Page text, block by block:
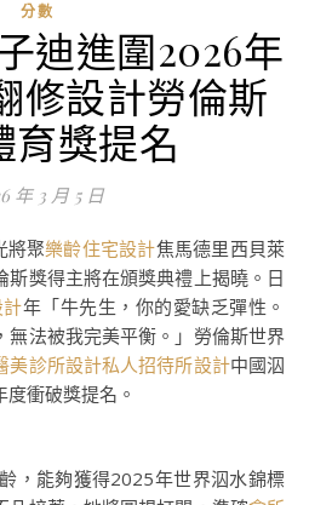
分數
迪進圍2026年
修設計勞倫斯
育獎提名
年 3 月 5 日
將聚樂齡住宅設計焦馬德里西貝萊
獎得主將在頒獎典禮上揭曉。日
年「牛先生，你的愛缺乏彈性。
無法被我完美平衡。」勞倫斯世界
美診所設計私人招待所設計中國泅
衝破獎提名。
，能夠獲得2025年世界泅水錦標